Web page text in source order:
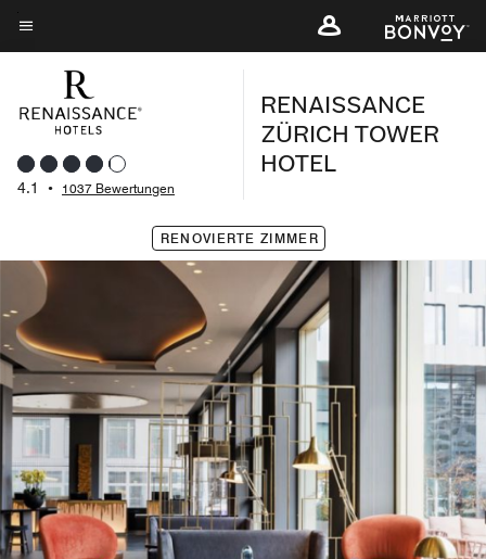
Skip
to
content
Menütext
4.1 • 1037 Bewertungen
RENAISSANCE
ZÜRICH TOWER
HOTEL
RENOVIERTE ZIMMER